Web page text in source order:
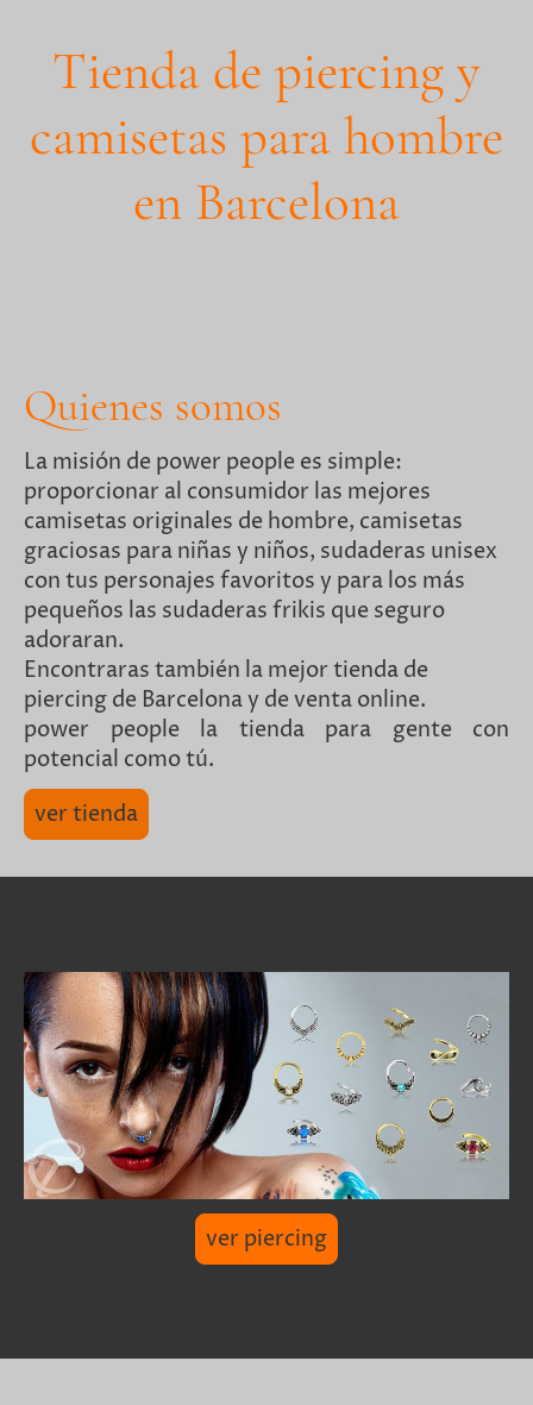
Tienda de piercing y
camisetas para hombre
en Barcelona
La misión de power people es simple:
proporcionar al consumidor las mejores
camisetas originales de hombre, camisetas
graciosas para niñas y niños, sudaderas unisex
con tus personajes favoritos y para los más
pequeños las sudaderas frikis que seguro
adoraran.
Encontraras también la mejor tienda de
piercing de Barcelona y de venta online.
power people la tienda para gente con
potencial como tú.
Quienes somos
ver tienda
ver piercing